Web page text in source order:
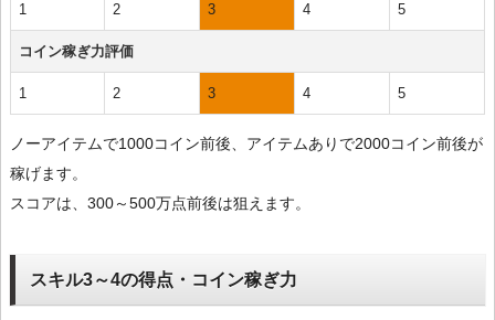
1 2 3 4 5
コイン稼ぎ力評価
1 2 3 4 5
ノーアイテムで1000コイン前後、アイテムありで2000コイン前後が
稼げます。
スコアは、300～500万点前後は狙えます。
スキル3～4の得点・コイン稼ぎ力